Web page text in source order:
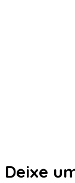
Deixe